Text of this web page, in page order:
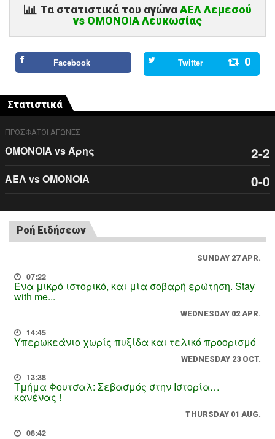
Τα στατιστικά του αγώναΑΕΛ Λεμεσού
vs ΟΜΟΝΟΙΑ Λευκωσίας
Facebook Twitter 0
Στατιστικά
ΠΡΟΣΦΑΤΟΙ ΑΓΩΝΕΣ
ΟΜΟΝΟΙΑ vs Άρης 2-2
ΑΕΛ vs ΟΜΟΝΟΙΑ 0-0
Ροή Ειδήσεων
SUNDAY 27 APR.
07:22
Ένα μικρό ιστορικό, και μία σοβαρή ερώτηση. Stay
with me...
WEDNESDAY 02 APR.
14:45
Υπερωκεάνιο χωρίς πυξίδα και τελικό προορισμό
WEDNESDAY 23 OCT.
13:38
Τμήμα Φουτσαλ: Σεβασμός στην Ιστορία…
κανένας !
THURSDAY 01 AUG.
08:42